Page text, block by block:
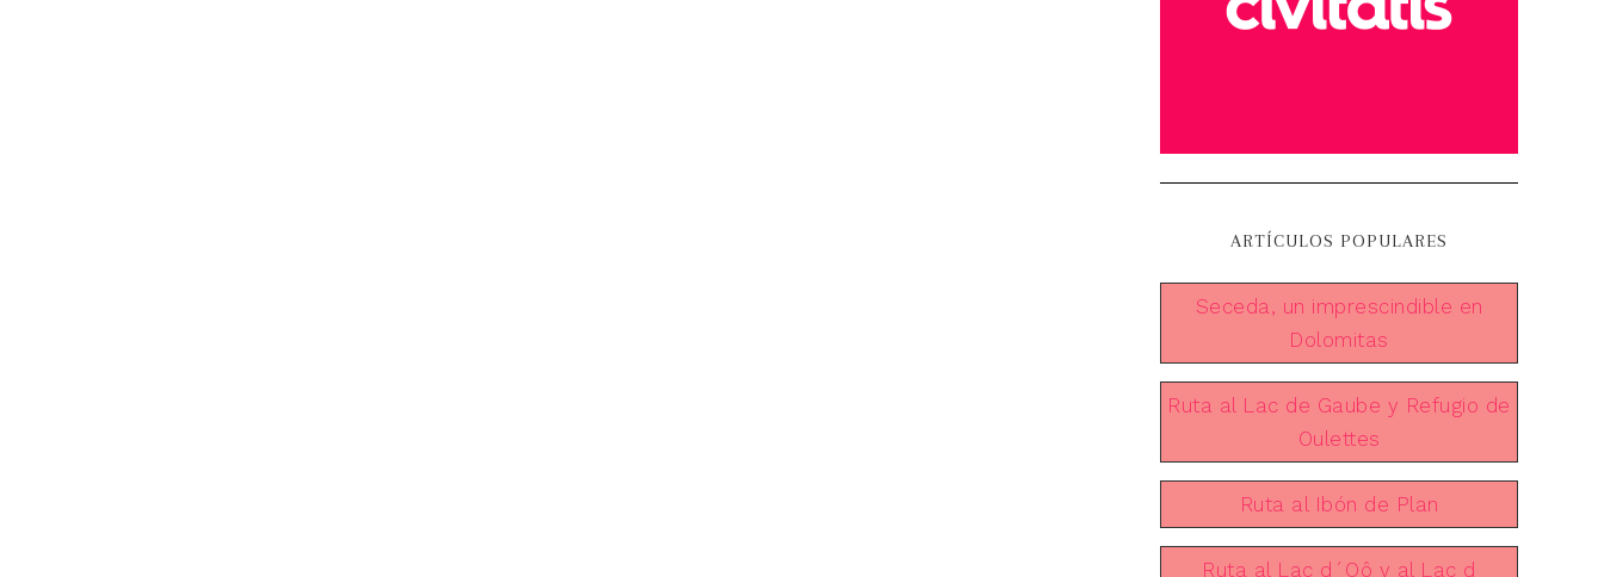
ARTÍCULOS POPULARES
Seceda, un imprescindible en
Dolomitas
Ruta al Lac de Gaube y Refugio de
Oulettes
Ruta al Ibón de Plan
Ruta al Lac d´Oô y al Lac d